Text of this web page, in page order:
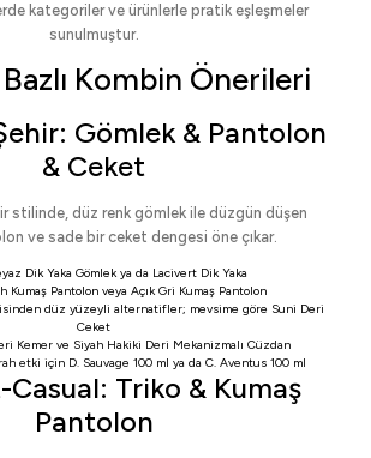
kategoriler ve ürünlerle pratik eşleşmeler
sunulmuştur.
Kombin Önerileri
Gömlek & Pantolon
& Ceket
stilinde, düz renk gömlek ile düzgün düşen
ve sade bir ceket dengesi öne çıkar.
Dik Yaka Gömlek ya da Lacivert Dik Yaka
Kumaş Pantolonveya Açık Gri Kumaş Pantolon
düz yüzeyli alternatifler; mevsime göre Suni Deri
Ceket
Kemer ve Siyah Hakiki Deri Mekanizmalı Cüzdan
etki için D. Sauvage 100 ml ya da C. Aventus 100 ml
Triko & Kumaş
Pantolon